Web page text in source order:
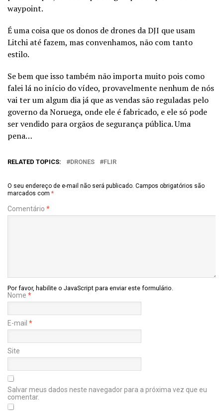
waypoint.
É uma coisa que os donos de drones da DJI que usam
Litchi até fazem, mas convenhamos, não com tanto
estilo.
Se bem que isso também não importa muito pois como
falei lá no início do vídeo, provavelmente nenhum de nós
vai ter um algum dia já que as vendas são reguladas pelo
governo da Noruega, onde ele é fabricado, e ele só pode
ser vendido para orgãos de segurança pública. Uma
pena…
RELATED TOPICS: DRONES FLIR
O seu endereço de e-mail não será publicado. Campos obrigatórios são
marcados com *
Comentário *
Por favor, habilite o JavaScript para enviar este formulário.
Nome *
E-mail *
Site
Salvar meus dados neste navegador para a próxima vez que eu
comentar.